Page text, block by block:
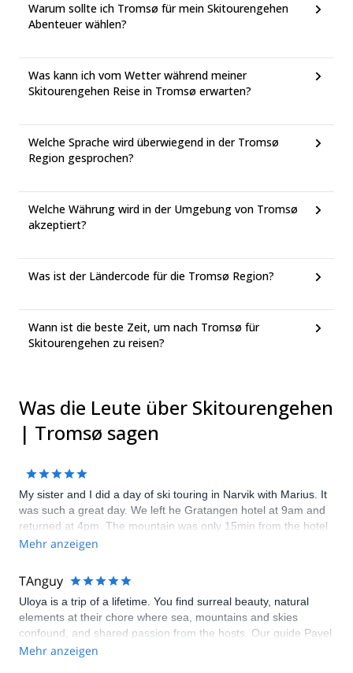
Warum sollte ich Tromsø für mein Skitourengehen
Abenteuer wählen?
Was kann ich vom Wetter während meiner
Skitourengehen Reise in Tromsø erwarten?
Welche Sprache wird überwiegend in der Tromsø
Region gesprochen?
Welche Währung wird in der Umgebung von Tromsø
akzeptiert?
Was ist der Ländercode für die Tromsø Region?
Wann ist die beste Zeit, um nach Tromsø für
Skitourengehen zu reisen?
Was die Leute über Skitourengehen
| Tromsø sagen
My sister and I did a day of ski touring in Narvik with Marius. It
was such a great day. We left he Gratangen hotel at 9am and
returned at 4pm. The mountain was only 15min from the hotel
and was the perfect one day adventure. The snow quality was
mountain to ourselves. Marius tailored the trip to our ski level
perfectly and was very patient and knowledgeable. I highly
recommend guided ski touring in Narvik with Marius!! :)
Mehr anzeigen
TAnguy
Uloya is a trip of a lifetime. You find surreal beauty, natural
elements at their chore where sea, mountains and skies
confound, and shared passion from the hosts. Our guide Pavel
was super professional and friendly. Artur, the main host loves
Mehr anzeigen